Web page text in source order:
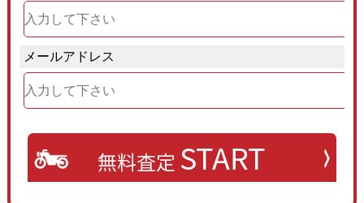
メールアドレス
無料査定 START